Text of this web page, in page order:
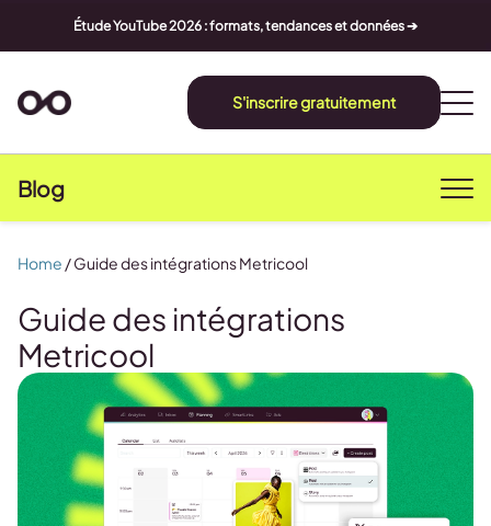
Étude YouTube 2026 : formats, tendances et données ➔
S'inscrire gratuitement
Blog
Guide des intégrations
Metricool
Home /Guide des intégrations Metricool